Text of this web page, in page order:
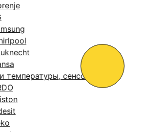
температуры, сенсоры